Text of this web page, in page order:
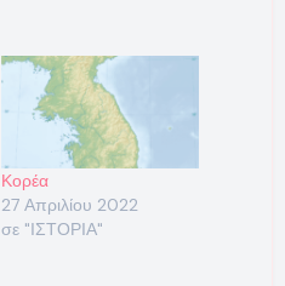
Κορέα
27 Απριλίου 2022
σε "ΙΣΤΟΡΙΑ"